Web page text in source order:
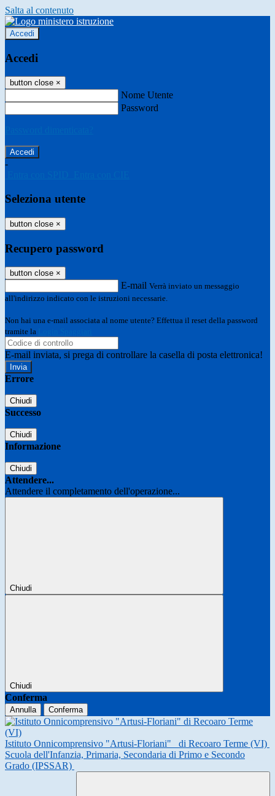
Salta al contenuto
Accedi
Accedi
button close ×
Nome Utente
Password
-
Seleziona utente
button close ×
Recupero password
button close ×
E-mail Verrà inviato un messaggio
all'indirizzo indicato con le istruzioni necessarie.
Non hai una e-mail associata al nome utente? Effettua il reset della password
tramite la
E-mail inviata, si prega di controllare la casella di posta elettronica!
Errore
Chiudi
Successo
Chiudi
Informazione
Chiudi
Attendere...
Attendere il completamento dell'operazione...
Chiudi
Chiudi
Conferma
Annulla Conferma
Istituto Onnicomprensivo "Artusi-Floriani"
di Recoaro Terme (VI)
Scuola dell'Infanzia, Primaria, Secondaria di Primo e Secondo
Grado (IPSSAR)